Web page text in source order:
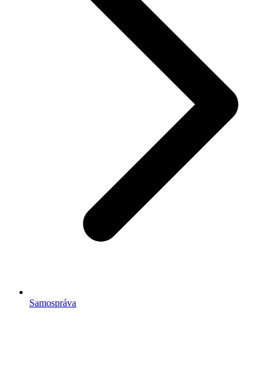
Samospráva